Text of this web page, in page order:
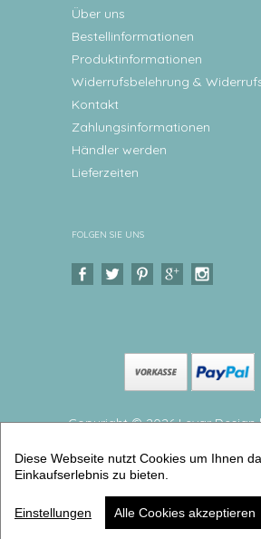
Über uns
Bestellinformationen
Produktinformationen
Widerrufsbelehrung &
Kontakt
Zahlungsinformationen
Händler werden
Lieferzeiten
FOLGEN SIE UNS
Copyright © 2026 Levar Design
Melaminteller tief/Schale Frosch
Namen BPA frei (Teller tief) |
36839777
Diese Webseite nutzt Cookies um Ihnen
Einkaufserlebnis zu bieten.
Einstellungen Alle Cookies akzeptieren